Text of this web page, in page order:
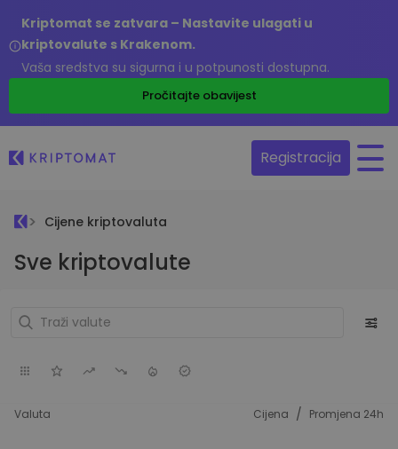
Kriptomat se zatvara – Nastavite ulagati u
kriptovalute s Krakenom.
Vaša sredstva su sigurna i u potpunosti dostupna.
Pročitajte obavijest
Registracija
Cijene kriptovaluta
Sve kriptovalute
Valuta Cijena / Promjena 24h